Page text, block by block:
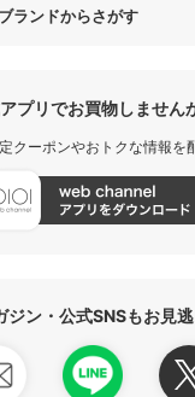
ランドからさがす
プリでお買物しません
クーポンやおトクな情報を
ジン・公式SNSもお見逃